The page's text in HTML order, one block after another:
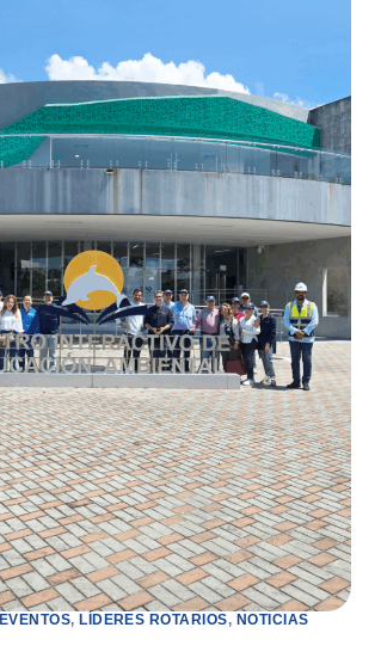
EVENTOS, LÍDERES ROTARIOS, NOTICIAS